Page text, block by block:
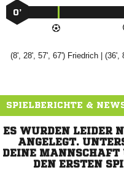
0’
(8', 28', 57', 67')  | (36',
SPIELBERICHTE &
ES WURDEN LEIDER
ANGELEGT.
DEINE MANNSCHAFT
DEN ERSTEN